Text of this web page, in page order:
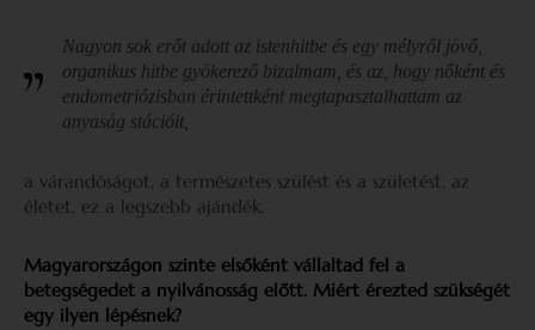
Nagyon sok erőt adott az istenhitbe és egy mélyről jövő,
organikus hitbe gyökerező bizalmam, és az, hogy nőként és
endometriózisban érintettként megtapasztalhattam az
anyaság stációit,
a várandóságot, a természetes szülést és a születést, az
életet, ez a legszebb ajándék.
Magyarországon szinte elsőként vállaltad fel a
betegségedet a nyilvánosság előtt. Miért érezted szükségét
egy ilyen lépésnek?